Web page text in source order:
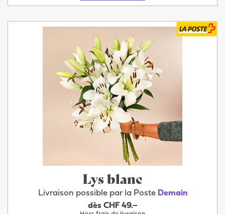
Lys blanc
Livraison possible par la Poste Demain
dès CHF 49.–